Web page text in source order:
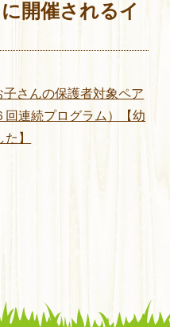
開催されるイ
さんの保護者対象ペア
回連続プログラム）【幼
】